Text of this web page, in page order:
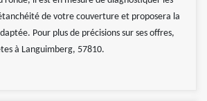
de votre couverture et proposera la
Pour plus de précisions sur ses offres,
à Languimberg, 57810.